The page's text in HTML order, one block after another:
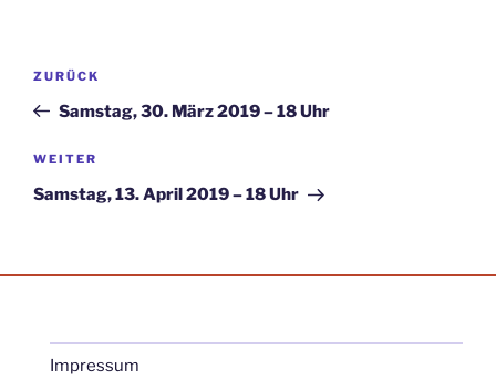
Beitragsnavigation
Vorheriger
Beitrag
ZURÜCK
Samstag, 30. März 2019 – 18 Uhr
Nächster
Beitrag
WEITER
Samstag, 13. April 2019 – 18 Uhr
Impressum